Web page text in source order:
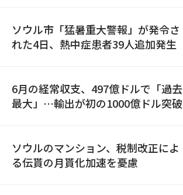
ソウル市「猛暑重大警報」が発令さ
れた4日、熱中症患者39人追加発生
6月の経常収支、497億ドルで「過去
最大」…輸出が初の1000億ドル突破
ソウルのマンション、税制改正によ
る伝貰の月貰化加速を憂慮